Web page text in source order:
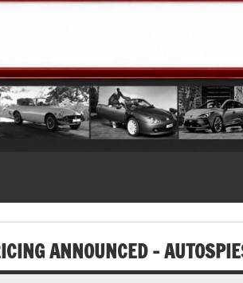
ANNOUNCED –